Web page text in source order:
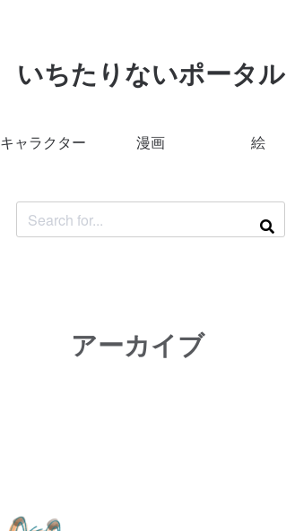
いちたりないポータル
キャラクター 漫画 絵
アーカイブ